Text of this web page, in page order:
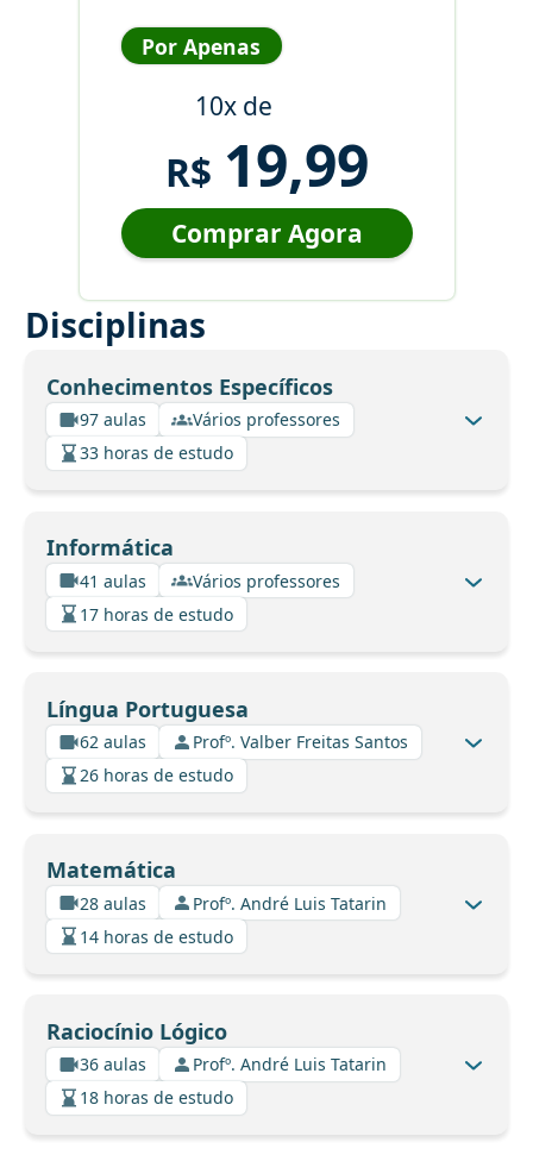
Por Apenas
10x de
R$ 19,99
Comprar Agora
Disciplinas
Conhecimentos Específicos
97 aulas
Vários professores
33 horas de estudo
Informática
41 aulas
Vários professores
17 horas de estudo
Língua Portuguesa
62 aulas
Profº. Valber Freitas Santos
26 horas de estudo
Matemática
28 aulas
Profº. André Luis Tatarin
14 horas de estudo
Raciocínio Lógico
36 aulas
Profº. André Luis Tatarin
18 horas de estudo